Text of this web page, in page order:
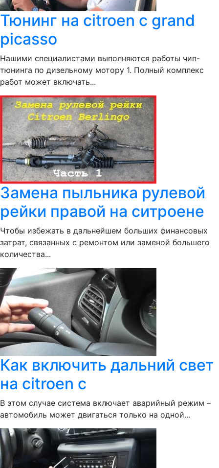
Тюнинг на citroen c grand
picasso
Нашими специалистами выполняются работы чип-
тюнинга по дизельному мотору 1. Полный комплекс
работ может включать...
Замена пыльника рулевой
рейки правой на ситроене
Чтобы избежать в дальнейшем больших финансовых
затрат, связанных с ремонтом или заменой большего
количества...
Как включить дальний свет
на citroen c
В этом случае система включает аварийный режим –
автомобиль может двигаться только на одной...